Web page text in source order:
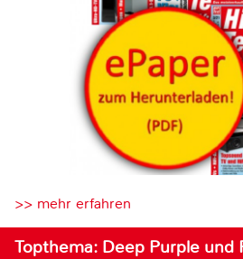
>> mehr erfahren
Topthema: Deep Purple und